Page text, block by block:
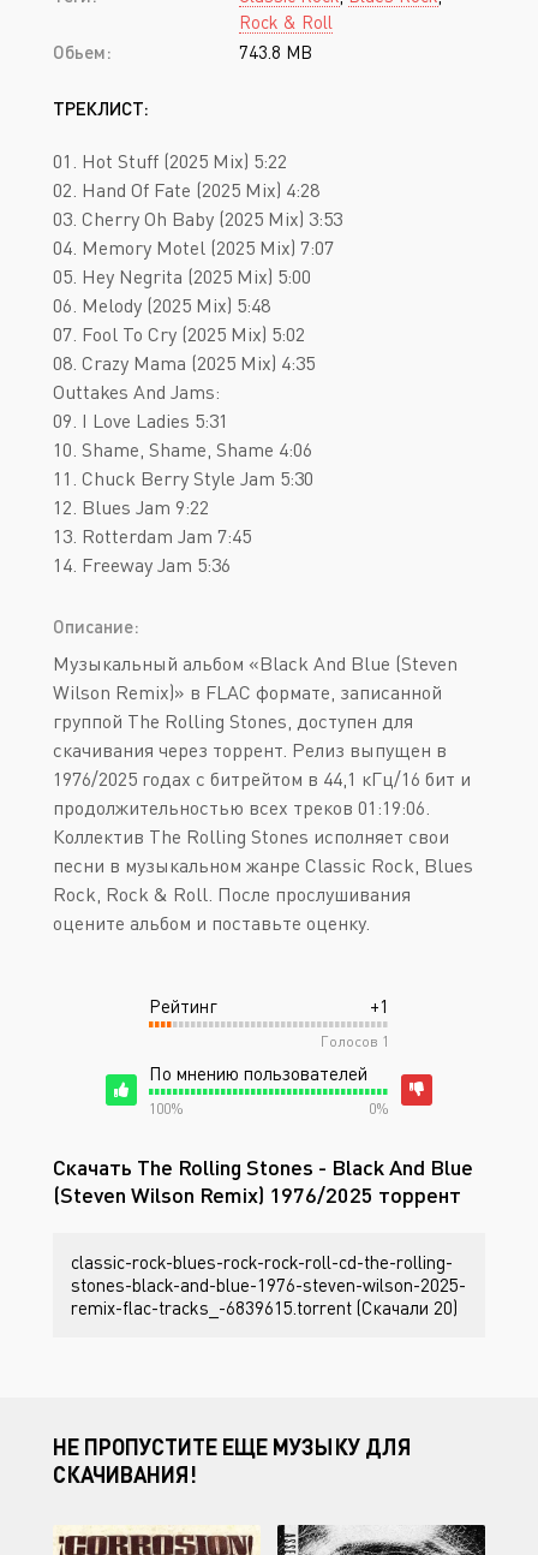
Rock & Roll
Обьем:
743.8 MB
ТРЕКЛИСТ:
01. Hot Stuff (2025 Mix) 5:22
02. Hand Of Fate (2025 Mix) 4:28
03. Cherry Oh Baby (2025 Mix) 3:53
04. Memory Motel (2025 Mix) 7:07
05. Hey Negrita (2025 Mix) 5:00
06. Melody (2025 Mix) 5:48
07. Fool To Cry (2025 Mix) 5:02
08. Crazy Mama (2025 Mix) 4:35
Outtakes And Jams:
09. I Love Ladies 5:31
10. Shame, Shame, Shame 4:06
11. Chuck Berry Style Jam 5:30
12. Blues Jam 9:22
13. Rotterdam Jam 7:45
14. Freeway Jam 5:36
Описание:
Музыкальный альбом «Black And Blue (Steven
Wilson Remix)» в FLAC формате, записанной
группой The Rolling Stones, доступен для
скачивания через торрент. Релиз выпущен в
1976/2025 годах с битрейтом в 44,1 кГц/16 бит и
продолжительностью всех треков 01:19:06.
Коллектив The Rolling Stones исполняет свои
песни в музыкальном жанре Classic Rock, Blues
Rock, Rock & Roll. После прослушивания
оцените альбом и поставьте оценку.
Рейтинг +1
Голосов 1
По мнению пользователей
100% 0%
Скачать The Rolling Stones - Black And Blue
(Steven Wilson Remix) 1976/2025 торрент
classic-rock-blues-rock-rock-roll-cd-the-rolling-
stones-black-and-blue-1976-steven-wilson-2025-
remix-flac-tracks_-6839615.torrent (Скачали 20)
НЕ ПРОПУСТИТЕ ЕЩЕ МУЗЫКУ ДЛЯ
СКАЧИВАНИЯ!